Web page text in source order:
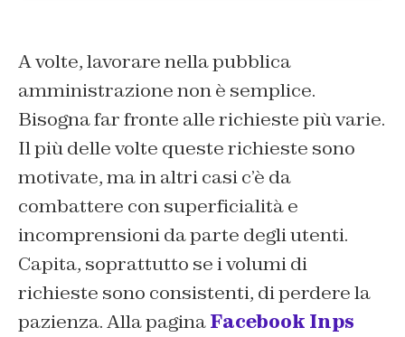
A volte, lavorare nella pubblica
amministrazione non è semplice.
Bisogna far fronte alle richieste più varie.
Il più delle volte queste richieste sono
motivate, ma in altri casi c’è da
combattere con superficialità e
incomprensioni da parte degli utenti.
Capita, soprattutto se i volumi di
richieste sono consistenti, di perdere la
pazienza. Alla paginaFacebook Inps